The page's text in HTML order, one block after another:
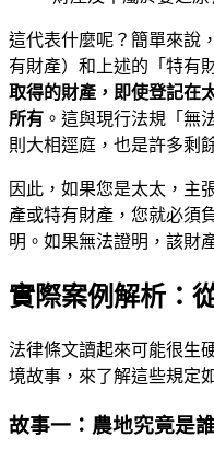
這代表什麼呢？簡單來說
有財產）和上述的「特有
取得的財產，即使登記在
所有 。這與現行法規「無
則大相逕庭，也是許多剩
因此，如果您是太太，主
產或特有財產，您就必須
明。如果無法證明，該財
實際案例解析：
法律條文讀起來可能很生
境故事，來了解這些規定
故事一：農地究竟是